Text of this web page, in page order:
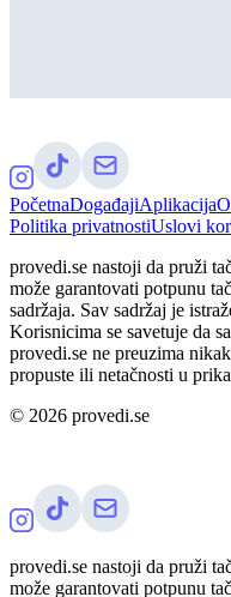
PočetnaDogađajiAplikacija
Politika privatnostiUslovi
provedi.se nastoji da pruži
može garantovati potpunu
sadržaja. Sav sadržaj je
Korisnicima se savetuje da
provedi.se ne preuzima
propuste ili netačnosti u
© 2026 provedi.se
provedi.se nastoji da pruži
može garantovati potpunu